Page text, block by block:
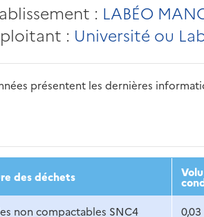
: LABÉO
: Université ou
présentent les dernières
2014 2015
des déchets
non compactables SNC4
0,03